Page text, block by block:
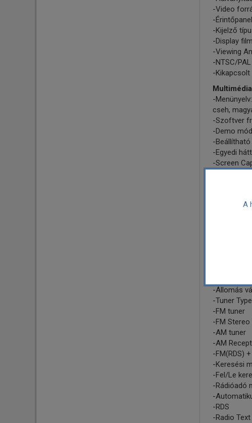
-Video
-
-Kijelző
-Display
-Viewing
-NTSC/
-
-
cseh,
-Szoftver
-Demo mód
-
-Egyedi
-Screen
-
-WiFi built-
-
-Wifi
-Wifi
-Állomás
-Tuner
-FM tuner
-FM
-AM tuner
-AM
-FM(RDS)
-Keresési
-Fel/Le
-Rádióadó
-
-RDS
-Radio Text
A